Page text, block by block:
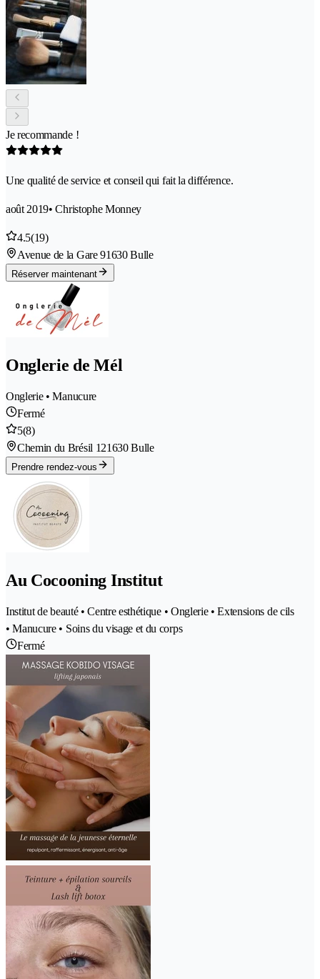
Je recommande !
Une qualité de service et conseil qui fait la différence.
août 2019• Christophe Monney
4.5(19)
Avenue de la Gare 91630 Bulle
Réserver maintenant
Onglerie de Mél
Onglerie • Manucure
Fermé
5(8)
Chemin du Brésil 121630 Bulle
Prendre rendez-vous
Au Cocooning Institut
Institut de beauté • Centre esthétique • Onglerie • Extensions de cils
• Manucure • Soins du visage et du corps
Fermé